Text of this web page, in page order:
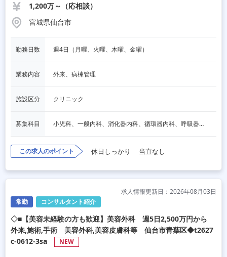
1,200万～（応相談）
宮城県仙台市
勤務日数 週4日（月曜、火曜、木曜、金曜）
業務内容 外来、病棟管理
施設区分 クリニック
募集科目 小児科、一般内科、消化器内科、循環器内科、呼吸器内科、血液内科、脳神経内科、内分泌内科、老人内科、一般外科、消化器外科、心臓外科、呼吸器外科、脳神経外科、整形外科、形成外科、リハビリテーション科、産婦人科、婦人科、泌尿器科、放射線科、人工透析、麻酔科、美容外科、人間ドック・検診
この求人のポイント 休日しっかり 当直なし
常勤 コンサルタント紹介
求人情報更新日：2026年08月03日
◇■【美容未経験の方も歓迎】美容外科 週5日2,500万円から
外来,施術,手術 美容外科,美容皮膚科等 仙台市青葉区◆t2627
c-0612-3sa
NEW